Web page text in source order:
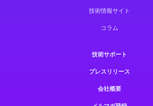
技術情報サイト
コラム
技術サポート
プレスリリース
会社概要